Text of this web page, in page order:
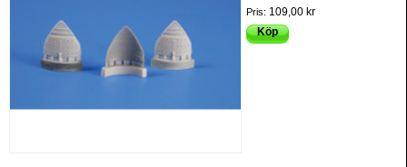
Pris: 109,00 kr
Köp